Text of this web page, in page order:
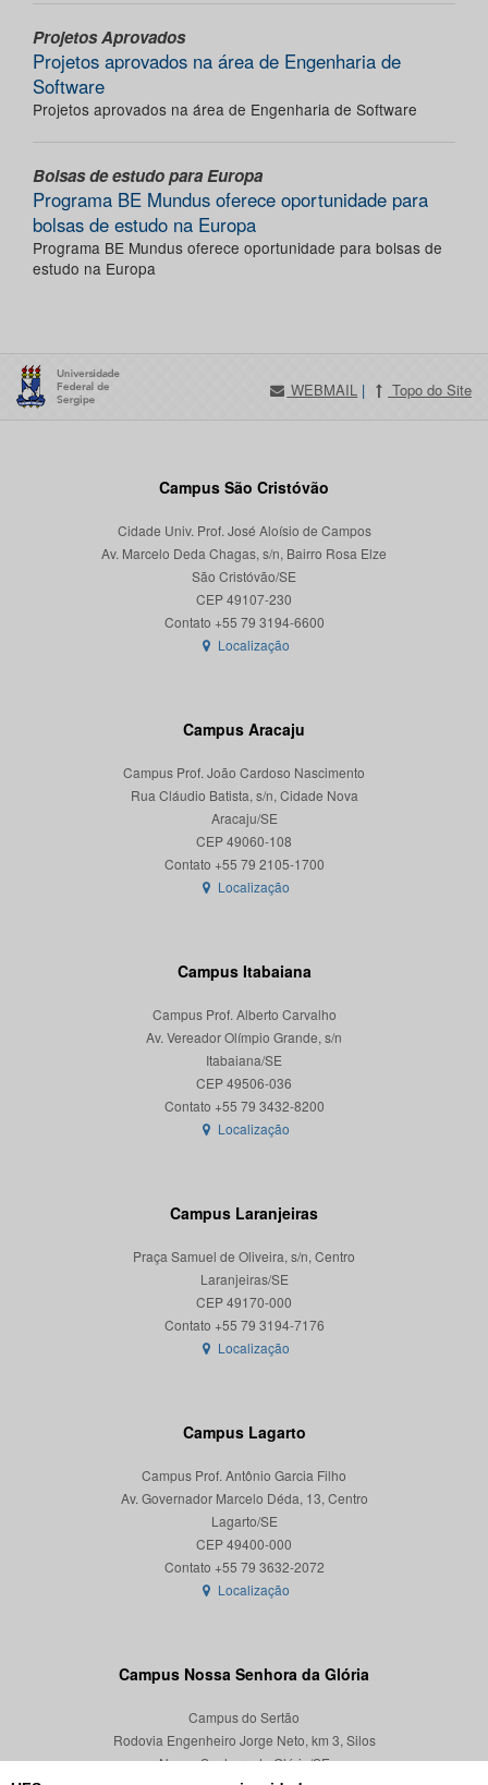
Projetos Aprovados
Projetos aprovados na área de Engenharia de
Software
Projetos aprovados na área de Engenharia de Software
Bolsas de estudo para Europa
Programa BE Mundus oferece oportunidade para
bolsas de estudo na Europa
Programa BE Mundus oferece oportunidade para bolsas de
estudo na Europa
WEBMAIL | Topo do Site
Campus São Cristóvão
Cidade Univ. Prof. José Aloísio de Campos
Av. Marcelo Deda Chagas, s/n, Bairro Rosa Elze
São Cristóvão/SE
CEP 49107-230
Localização
Campus Aracaju
Campus Prof. João Cardoso Nascimento
Rua Cláudio Batista, s/n, Cidade Nova
Aracaju/SE
CEP 49060-108
Localização
Campus Itabaiana
Campus Prof. Alberto Carvalho
Av. Vereador Olímpio Grande, s/n
Itabaiana/SE
CEP 49506-036
Localização
Campus Laranjeiras
Praça Samuel de Oliveira, s/n, Centro
Laranjeiras/SE
CEP 49170-000
Localização
Campus Lagarto
Campus Prof. Antônio Garcia Filho
Av. Governador Marcelo Déda, 13, Centro
Lagarto/SE
CEP 49400-000
Localização
Campus Nossa Senhora da Glória
Campus do Sertão
Rodovia Engenheiro Jorge Neto, km 3, Silos
Nossa Senhora da Glória/SE